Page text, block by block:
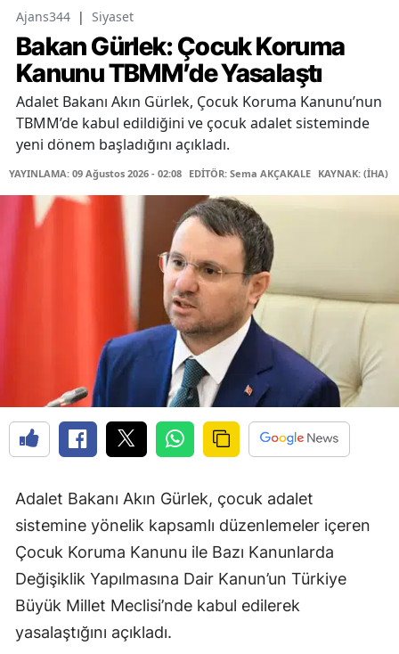
Ajans344 | Siyaset
Bakan Gürlek: Çocuk Koruma
Kanunu TBMM’de Yasalaştı
Adalet Bakanı Akın Gürlek, Çocuk Koruma Kanunu’nun
TBMM’de kabul edildiğini ve çocuk adalet sisteminde
yeni dönem başladığını açıkladı.
YAYINLAMA: 09 Ağustos 2026 - 02:08 EDİTÖR: Sema AKÇAKALE KAYNAK: (İHA)
Adalet Bakanı Akın Gürlek, çocuk adalet
sistemine yönelik kapsamlı düzenlemeler içeren
Çocuk Koruma Kanunu ile Bazı Kanunlarda
Değişiklik Yapılmasına Dair Kanun’un Türkiye
Büyük Millet Meclisi’nde kabul edilerek
yasalaştığını açıkladı.